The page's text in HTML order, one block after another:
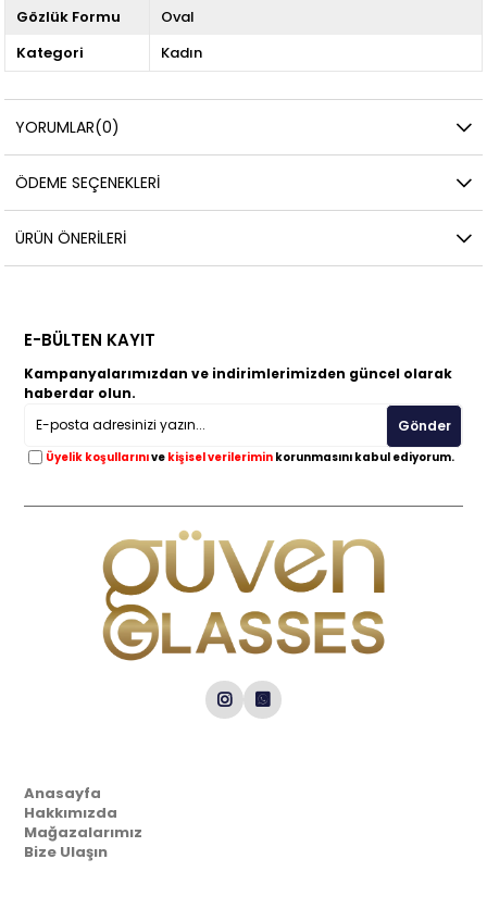
Gözlük Formu
Oval
Kategori
Kadın
YORUMLAR(0)
ÖDEME SEÇENEKLERI
ÜRÜN ÖNERILERI
E-BÜLTEN KAYIT
Kampanyalarımızdan ve indirimlerimizden güncel olarak
haberdar olun.
Gönder
Üyelik koşullarınıve kişisel verilerimin korunmasını kabul ediyorum.
Anasayfa
Hakkımızda
Mağazalarımız
Bize Ulaşın